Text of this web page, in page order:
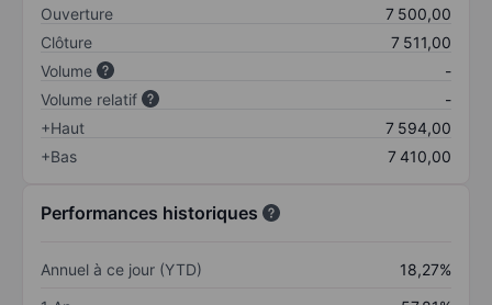
Ouverture
7 500,00
Clôture
7 511,00
Volume
-
Volume relatif
-
+Haut
7 594,00
+Bas
7 410,00
Performances historiques
Annuel à ce jour (YTD)
18,27%